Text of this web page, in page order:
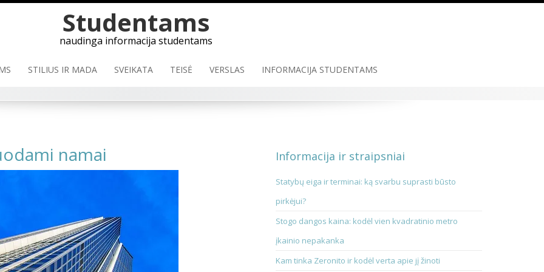
Studentams
naudinga informacija studentams
STILIUS IR MADA SVEIKATA TEISĖ VERSLAS INFORMACIJA STUDENTAMS
namai Informacija ir straipsniai
Statybų eiga ir terminai: ką svarbu suprasti būsto
pirkėjui?
Stogo dangos kaina: kodėl vien kvadratinio metro
įkainio nepakanka
Kam tinka Zeronito ir kodėl verta apie jį žinoti